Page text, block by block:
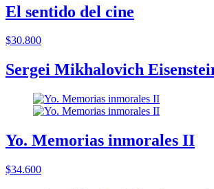
El sentido del cine
$30.800
Sergei Mikhalovich
Yo. Memorias inmorales II
$34.600